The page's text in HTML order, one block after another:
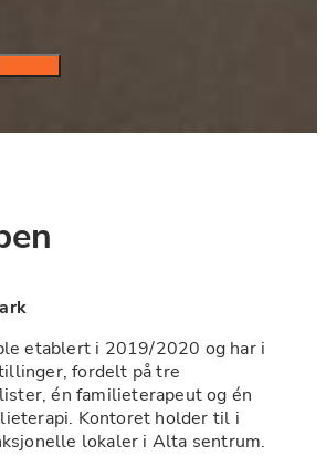
etablert i 2019/2020 og har i
fordelt på tre
én familieterapeut og én
Kontoret holder til i
lokaler i Alta sentrum.